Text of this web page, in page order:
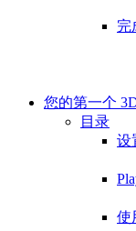
完
您的第一个
目录
设
使